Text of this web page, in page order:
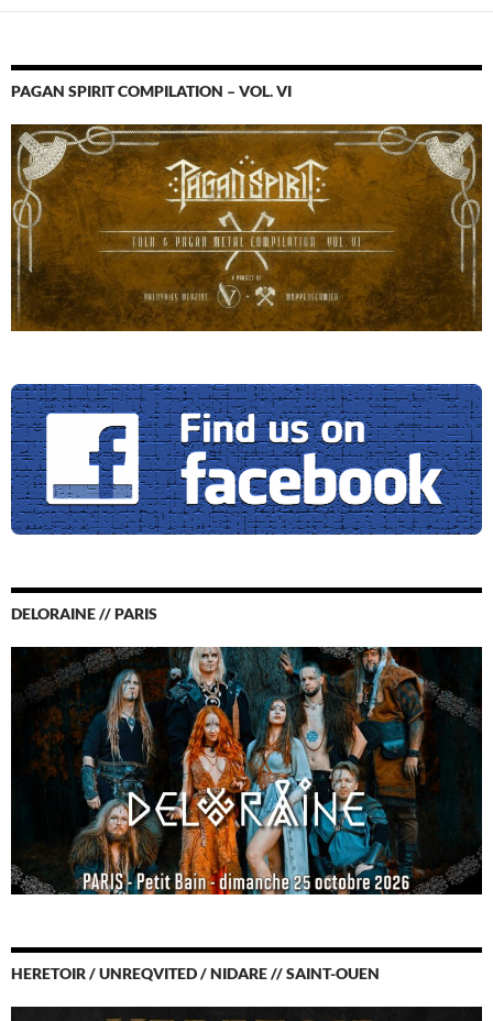
PAGAN SPIRIT COMPILATION – VOL. VI
DELORAINE // PARIS
HERETOIR / UNREQVITED / NIDARE // SAINT-OUEN